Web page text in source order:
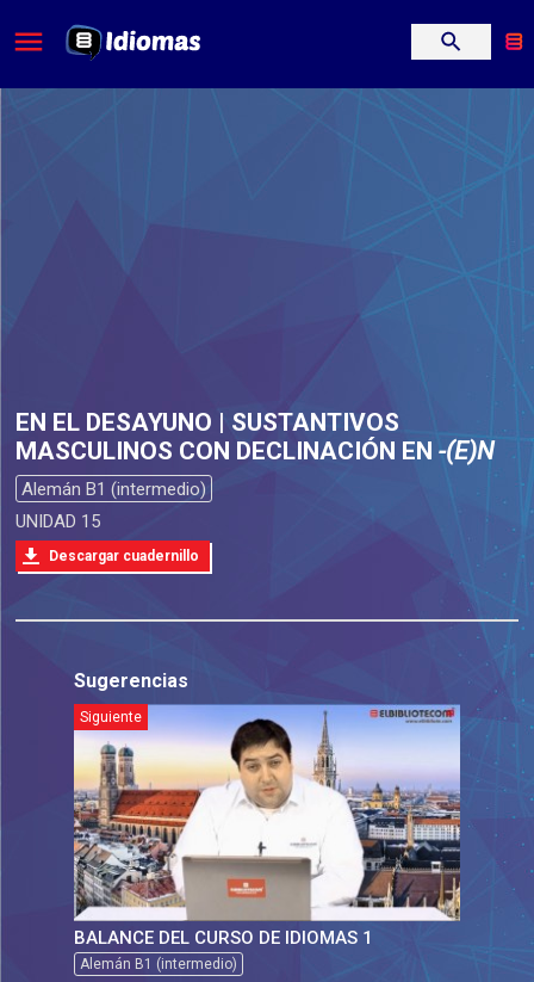
EN EL DESAYUNO | SUSTANTIVOS
MASCULINOS CON DECLINACIÓN EN-(E)N
Alemán B1 (intermedio)
UNIDAD 15
Descargar cuadernillo
Sugerencias
Siguiente
BALANCE DEL CURSO DE IDIOMAS 1
Alemán B1 (intermedio)